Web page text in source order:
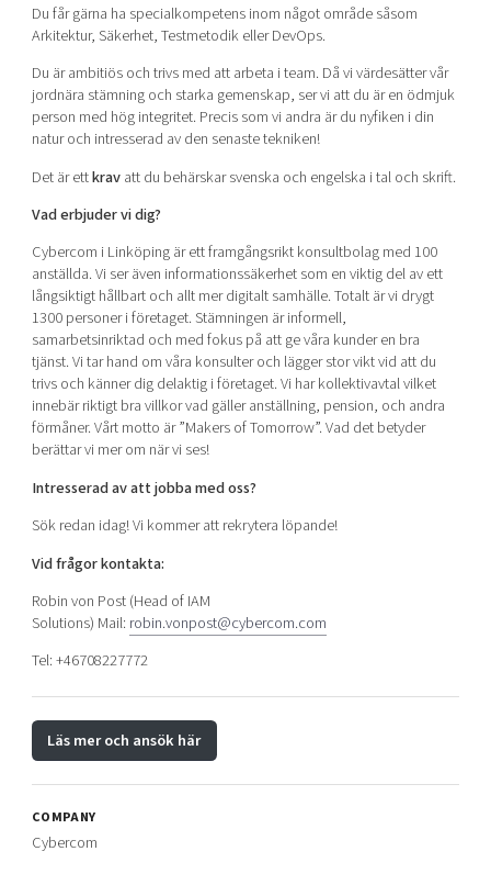
Du får gärna ha specialkompetens inom något område såsom
Arkitektur, Säkerhet, Testmetodik eller DevOps.
Du är ambitiös och trivs med att arbeta i team. Då vi värdesätter vår
jordnära stämning och starka gemenskap, ser vi att du är en ödmjuk
person med hög integritet. Precis som vi andra är du nyfiken i din
natur och intresserad av den senaste tekniken!
Det är ettkravatt du behärskar svenska och engelska i tal och skrift.
Vad erbjuder vi dig?
Cybercom i Linköping är ett framgångsrikt konsultbolag med 100
anställda. Vi ser även informationssäkerhet som en viktig del av ett
långsiktigt hållbart och allt mer digitalt samhälle. Totalt är vi drygt
1300 personer i företaget. Stämningen är informell,
samarbetsinriktad och med fokus på att ge våra kunder en bra
tjänst. Vi tar hand om våra konsulter och lägger stor vikt vid att du
trivs och känner dig delaktig i företaget. Vi har kollektivavtal vilket
innebär riktigt bra villkor vad gäller anställning, pension, och andra
förmåner. Vårt motto är ”Makers of Tomorrow”. Vad det betyder
berättar vi mer om när vi ses!
Intresserad av att jobba med oss?
Sök redan idag! Vi kommer att rekrytera löpande!
Vid frågor kontakta:
Robin von Post (Head of IAM
Solutions) Mail: robin.vonpost@cybercom.com
Tel: +46708227772
Läs mer och ansök här
COMPANY
Cybercom